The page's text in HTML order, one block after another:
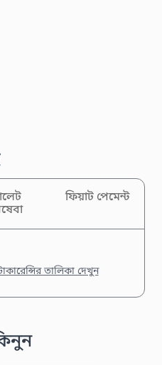
ফিয়াট পেমেন্ট
তালিকা দেখুন